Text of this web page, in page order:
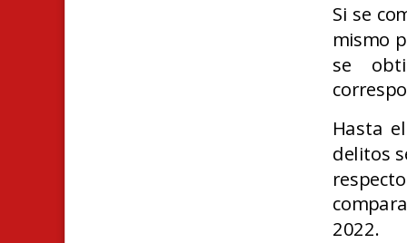
Si se
mismo
se
Hasta
delitos
2022.